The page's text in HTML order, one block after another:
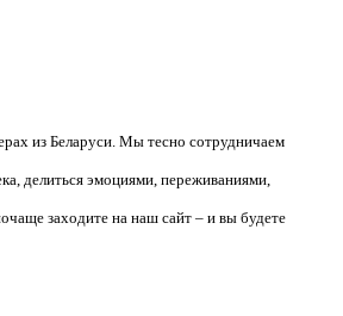
из Беларуси. Мы тесно сотрудничаем
делиться эмоциями, переживаниями,
заходите на наш сайт – и вы будете